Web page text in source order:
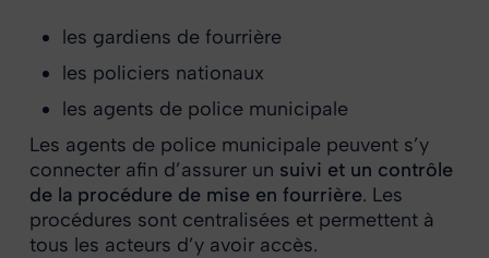
les gardiens de fourrière
les policiers nationaux
les agents de police municipale
Les agents de police municipale peuvent s’y
connecter afin d’assurer un suivi et un contrôle
de la procédure de mise en fourrière. Les
procédures sont centralisées et permettent à
tous les acteurs d’y avoir accès.